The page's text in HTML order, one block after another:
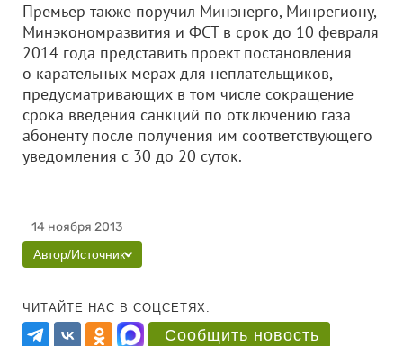
Премьер также поручил Минэнерго, Минрегиону,
Минэкономразвития и ФСТ в срок до 10 февраля
2014 года представить проект постановления
о карательных мерах для неплательщиков,
предусматривающих в том числе сокращение
срока введения санкций по отключению газа
абоненту после получения им соответствующего
уведомления с 30 до 20 суток.
14 ноября 2013
Автор/Источник
ЧИТАЙТЕ НАС В СОЦСЕТЯХ:
Сообщить новость